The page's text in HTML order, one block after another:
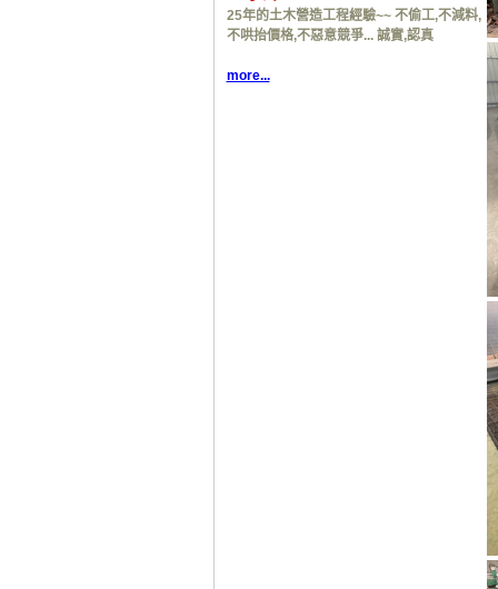
25年的土木營造工程經驗~~ 不偷工,不減料,
不哄抬價格,不惡意競爭... 誠實,認真
more...